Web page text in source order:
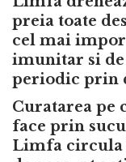
preia toate
cel mai
imunitar si de
periodic prin
Curatarea pe
face prin
Limfa circula